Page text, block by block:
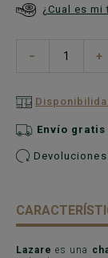
¿Cual es mi
− +
Envío gratis
Lazare es una